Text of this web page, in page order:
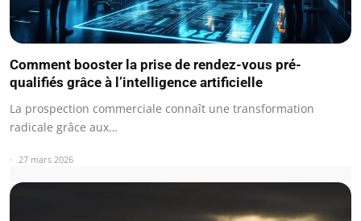
Comment booster la prise de rendez-vous pré-
qualifiés grâce à l’intelligence artificielle
La prospection commerciale connaît une transformation
radicale grâce aux…
27 mars 2026